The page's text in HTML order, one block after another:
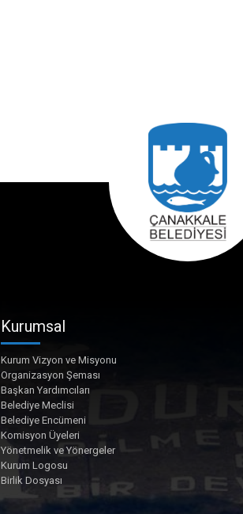
Kurumsal
Kurum Vizyon ve Misyonu
Organizasyon Şeması
Başkan Yardımcıları
Belediye Meclisi
Belediye Encümeni
Komisyon Üyeleri
Yönetmelik ve Yönergeler
Kurum Logosu
Birlik Dosyası